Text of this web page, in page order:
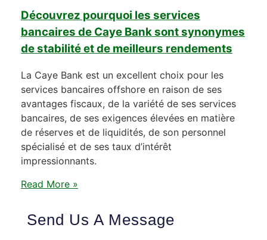
Découvrez pourquoi les services
bancaires de Caye Bank sont synonymes
de stabilité et de meilleurs rendements
La Caye Bank est un excellent choix pour les
services bancaires offshore en raison de ses
avantages fiscaux, de la variété de ses services
bancaires, de ses exigences élevées en matière
de réserves et de liquidités, de son personnel
spécialisé et de ses taux d’intérêt
impressionnants.
Read More »
Send Us A Message